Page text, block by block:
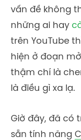
vấn đề không
những ai hay
trên YouTube
hiện ở đoạn
thậm chí là
là điều gì xa lạ.
Giờ đây, đã có
sẵn tính năng